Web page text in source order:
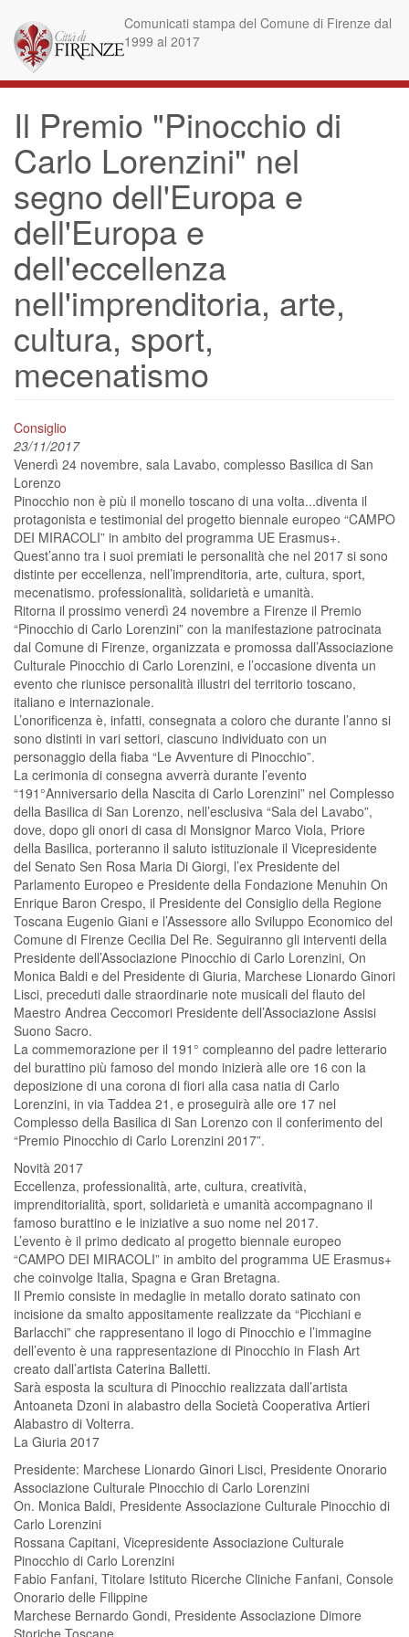
main
content
Comunicati stampa del Comune di Firenze dal
1999 al 2017
Il Premio "Pinocchio di
Carlo Lorenzini" nel
segno dell'Europa e
dell'Europa e
dell'eccellenza
nell'imprenditoria, arte,
cultura, sport,
mecenatismo
Consiglio
23/11/2017
Venerdì 24 novembre, sala Lavabo, complesso Basilica di San
Lorenzo
Pinocchio non è più il monello toscano di una volta...diventa il
protagonista e testimonial del progetto biennale europeo “CAMPO
DEI MIRACOLI” in ambito del programma UE Erasmus+.
Quest’anno tra i suoi premiati le personalità che nel 2017 si sono
distinte per eccellenza, nell’imprenditoria, arte, cultura, sport,
mecenatismo. professionalità, solidarietà e umanità.
Ritorna il prossimo venerdì 24 novembre a Firenze il Premio
“Pinocchio di Carlo Lorenzini” con la manifestazione patrocinata
dal Comune di Firenze, organizzata e promossa dall’Associazione
Culturale Pinocchio di Carlo Lorenzini, e l’occasione diventa un
evento che riunisce personalità illustri del territorio toscano,
italiano e internazionale.
L’onorificenza è, infatti, consegnata a coloro che durante l’anno si
sono distinti in vari settori, ciascuno individuato con un
personaggio della fiaba “Le Avventure di Pinocchio”.
La cerimonia di consegna avverrà durante l’evento
“191°Anniversario della Nascita di Carlo Lorenzini” nel Complesso
della Basilica di San Lorenzo, nell’esclusiva “Sala del Lavabo”,
dove, dopo gli onori di casa di Monsignor Marco Viola, Priore
della Basilica, porteranno il saluto istituzionale il Vicepresidente
del Senato Sen Rosa Maria Di Giorgi, l’ex Presidente del
Parlamento Europeo e Presidente della Fondazione Menuhin On
Enrique Baron Crespo, il Presidente del Consiglio della Regione
Toscana Eugenio Giani e l’Assessore allo Sviluppo Economico del
Comune di Firenze Cecilia Del Re. Seguiranno gli interventi della
Presidente dell’Associazione Pinocchio di Carlo Lorenzini, On
Monica Baldi e del Presidente di Giuria, Marchese Lionardo Ginori
Lisci, preceduti dalle straordinarie note musicali del flauto del
Maestro Andrea Ceccomori Presidente dell’Associazione Assisi
Suono Sacro.
La commemorazione per il 191° compleanno del padre letterario
del burattino più famoso del mondo inizierà alle ore 16 con la
deposizione di una corona di fiori alla casa natia di Carlo
Lorenzini, in via Taddea 21, e proseguirà alle ore 17 nel
Complesso della Basilica di San Lorenzo con il conferimento del
“Premio Pinocchio di Carlo Lorenzini 2017”.
Novità 2017
Eccellenza, professionalità, arte, cultura, creatività,
imprenditorialità, sport, solidarietà e umanità accompagnano il
famoso burattino e le iniziative a suo nome nel 2017.
L’evento è il primo dedicato al progetto biennale europeo
“CAMPO DEI MIRACOLI” in ambito del programma UE Erasmus+
che coinvolge Italia, Spagna e Gran Bretagna.
Il Premio consiste in medaglie in metallo dorato satinato con
incisione da smalto appositamente realizzate da “Picchiani e
Barlacchi” che rappresentano il logo di Pinocchio e l’immagine
dell’evento è una rappresentazione di Pinocchio in Flash Art
creato dall’artista Caterina Balletti.
Sarà esposta la scultura di Pinocchio realizzata dall’artista
Antoaneta Dzoni in alabastro della Società Cooperativa Artieri
Alabastro di Volterra.
La Giuria 2017
Presidente: Marchese Lionardo Ginori Lisci, Presidente Onorario
Associazione Culturale Pinocchio di Carlo Lorenzini
On. Monica Baldi, Presidente Associazione Culturale Pinocchio di
Carlo Lorenzini
Rossana Capitani, Vicepresidente Associazione Culturale
Pinocchio di Carlo Lorenzini
Fabio Fanfani, Titolare Istituto Ricerche Cliniche Fanfani, Console
Onorario delle Filippine
Marchese Bernardo Gondi, Presidente Associazione Dimore
Storiche Toscane